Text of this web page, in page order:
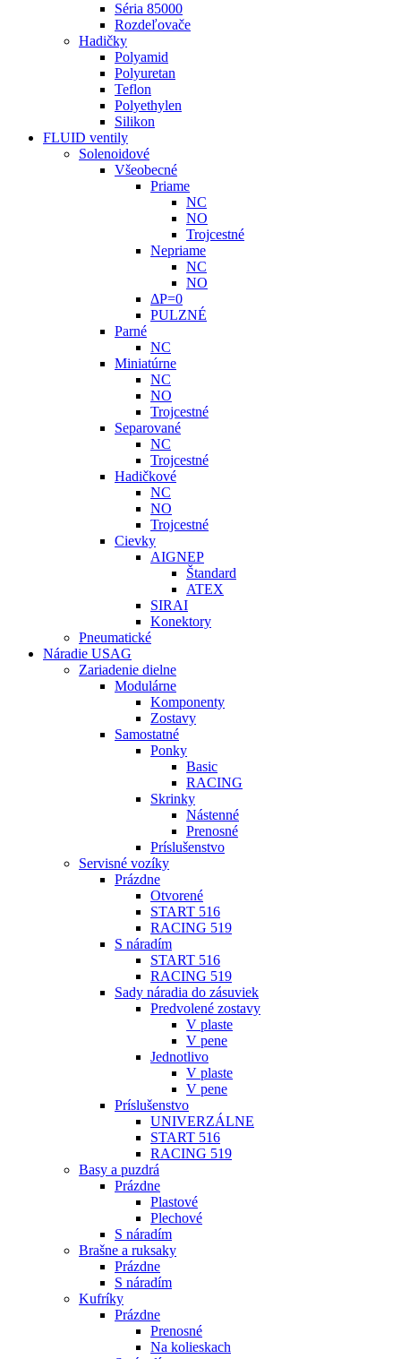
Séria 85000
Rozdeľovače
Hadičky
Polyamid
Polyuretan
Teflon
Polyethylen
Silikon
FLUID ventily
Solenoidové
Všeobecné
Priame
NC
NO
Trojcestné
Nepriame
NC
NO
ΔP=0
PULZNÉ
Parné
NC
Miniatúrne
NC
NO
Trojcestné
Separované
NC
Trojcestné
Hadičkové
NC
NO
Trojcestné
Cievky
AIGNEP
Štandard
ATEX
SIRAI
Konektory
Pneumatické
Náradie USAG
Zariadenie dielne
Modulárne
Komponenty
Zostavy
Samostatné
Ponky
Basic
RACING
Skrinky
Nástenné
Prenosné
Príslušenstvo
Servisné vozíky
Prázdne
Otvorené
START 516
RACING 519
S náradím
START 516
RACING 519
Sady náradia do zásuviek
Predvolené zostavy
V plaste
V pene
Jednotlivo
V plaste
V pene
Príslušenstvo
UNIVERZÁLNE
START 516
RACING 519
Basy a puzdrá
Prázdne
Plastové
Plechové
S náradím
Brašne a ruksaky
Prázdne
S náradím
Kufríky
Prázdne
Prenosné
Na kolieskach